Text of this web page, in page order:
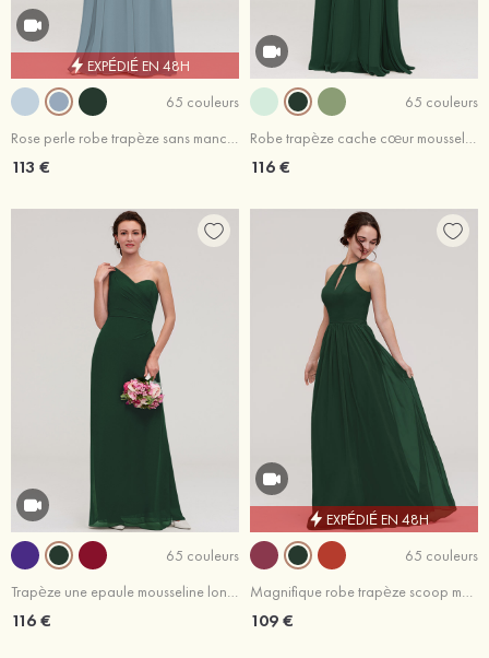
EXPÉDIÉ EN 48H
65 couleurs
Rose perle robe trapèze sans manches cache coeur mousseline ras du sol robe de demoiselle d'honneur
113 €
65 couleurs
Robe trapèze cache cœur mousseline longueur ras du sol robe de demoiselle d'honneur avec plissé fleur d'épaule
116 €
65 couleurs
Trapèze une epaule mousseline longueur ras du sol robe de demoiselle d'honneur bleu marine foncé
116 €
EXPÉDIÉ EN 48H
65 couleurs
Magnifique robe trapèze scoop mousseline longueur ras du sol robe de demoiselle d'honneur avec plissé
109 €